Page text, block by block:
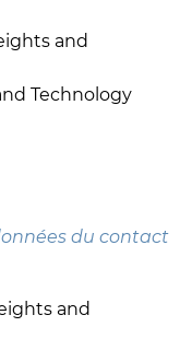
and
Technology
du contact
and